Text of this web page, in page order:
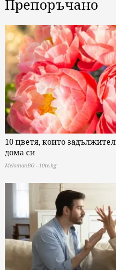
Препоръчано
10 цветя, които
дома си
MelomanBG - 10te.bg